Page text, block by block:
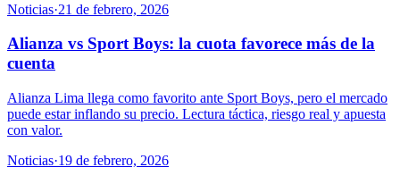
Noticias·21 de febrero, 2026
Alianza vs Sport Boys: la cuota favorece más de la
cuenta
Alianza Lima llega como favorito ante Sport Boys, pero el mercado
puede estar inflando su precio. Lectura táctica, riesgo real y apuesta
con valor.
Noticias·19 de febrero, 2026